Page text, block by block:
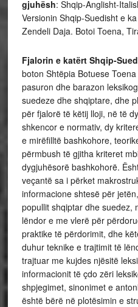
gjuhësh: Shqip-Anglisht-
Versionin Shqip-Suedisht e
Zendeli Daja. Botoi Toena,
Fjalorin e katërt Shqip-
boton Shtëpia Botuese
pasuron dhe barazon
suedeze dhe shqiptare, dhe
për fjalorë të këtij lloji, në të
shkencor e normativ, dy
e mirëfilltë bashkohore,
përmbush të gjitha kriteret
dygjuhësorë bashkohorë.
veçantë sa i përket
informacione shtesë për
popullit shqiptar dhe suedez,
lëndor e me vlerë për
praktike të përdorimit, dhe
duhur teknike e trajtimit të
trajtuar me kujdes njësitë
informacionit të çdo zëri
shpjegimet, sinonimet e
është bërë në plotësimin e